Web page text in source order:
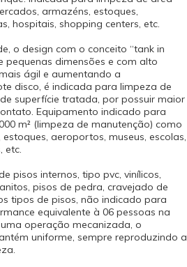
armazéns, estoques,
hospitais, shopping centers, etc.
o design com o conceito “tank in
pequenas dimensões e com alto
ágil e aumentando a
disco, é indicada para limpeza de
superfície tratada, por possuir maior
Equipamento indicado para
m² (limpeza de manutenção) como
aeroportos, museus, escolas,
etc.
pisos internos, tipo pvc, vinílicos,
pisos de pedra, cravejado de
tipos de pisos, não indicado para
equivalente à 06 pessoas na
operação mecanizada, o
uniforme, sempre reproduzindo a